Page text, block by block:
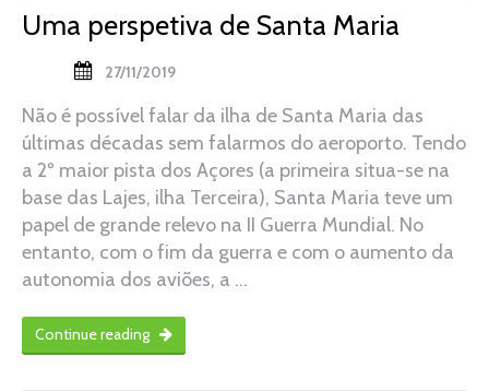
Uma perspetiva de Santa Maria
27/11/2019
Não é possível falar da ilha de Santa Maria das
últimas décadas sem falarmos do aeroporto. Tendo
a 2º maior pista dos Açores (a primeira situa-se na
base das Lajes, ilha Terceira), Santa Maria teve um
papel de grande relevo na II Guerra Mundial. No
entanto, com o fim da guerra e com o aumento da
autonomia dos aviões, a …
Continue reading